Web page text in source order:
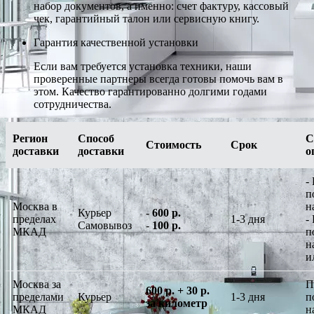
набор документов, а именно: счет фактуру, кассовый
чек, гарантийный талон или сервисную книгу.
Гарантия качественной установки
Если вам требуется установка техники, наши
проверенные партнеры всегда готовы помочь вам в
этом. Качество гарантированно долгими годами
сотрудничества.
Регион
доставки
Способ
доставки
Стоимость Срок
Москва в
пределах
МКАД
Курьер
Самовывоз
- 600 р.
-100 р.
1-3 дня
-
-
Москва за
пределами
МКАД
Курьер
600 р. + 30 р.
за километр
1-3 дня